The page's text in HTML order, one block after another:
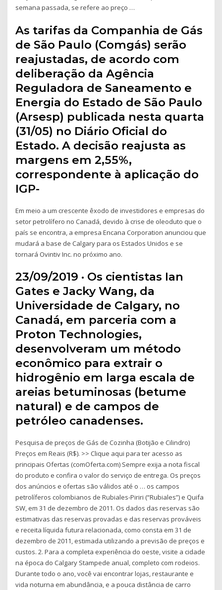
semana passada, se refere ao preço …
As tarifas da Companhia de Gás
de São Paulo (Comgás) serão
reajustadas, de acordo com
deliberação da Agência
Reguladora de Saneamento e
Energia do Estado de São Paulo
(Arsesp) publicada nesta quarta
(31/05) no Diário Oficial do
Estado. A decisão reajusta as
margens em 2,55%,
correspondente à aplicação do
IGP-
Em meio a um crescente êxodo de investidores e empresas do
setor petrolífero no Canadá, devido à crise de oleoduto que o
país se encontra, a empresa Encana Corporation anunciou que
mudará a base de Calgary para os Estados Unidos e se
tornará Ovintiv Inc. no próximo ano.
23/09/2019 · Os cientistas Ian
Gates e Jacky Wang, da
Universidade de Calgary, no
Canadá, em parceria com a
Proton Technologies,
desenvolveram um método
econômico para extrair o
hidrogênio em larga escala de
areias betuminosas (betume
natural) e de campos de
petróleo canadenses.
Pesquisa de preços de Gás de Cozinha (Botijão e Cilindro)
Preços em Reais (R$). >> Clique aqui para ter acesso as
principais Ofertas (comOferta.com) Sempre exija a nota fiscal
do produto e confira o valor do serviço de entrega. Os preços
dos anúncios e ofertas são válidos até o … os campos
petrolíferos colombianos de Rubiales-Piriri (“Rubiales”) e Quifa
SW, em 31 de dezembro de 2011. Os dados das reservas são
estimativas das reservas provadas e das reservas prováveis
e receita líquida futura relacionada, como consta em 31 de
dezembro de 2011, estimada utilizando a previsão de preços e
custos. 2. Para a completa experiência do oeste, visite a cidade
na época do Calgary Stampede anual, completo com rodeios.
Durante todo o ano, você vai encontrar lojas, restaurante e
vida noturna em abundância, e a pouca distância de carro